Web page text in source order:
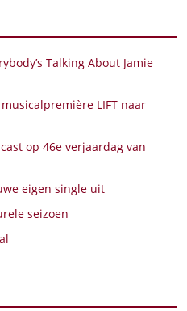
Talking About Jamie
LIFT naar
op 46e verjaardag van
eigen single uit
seizoen